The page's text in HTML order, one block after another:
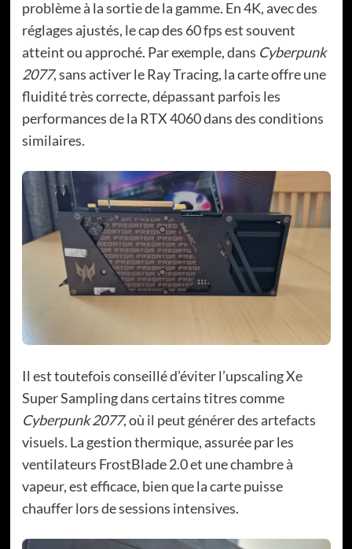
problème à la sortie de la gamme. En 4K, avec des
réglages ajustés, le cap des 60 fps est souvent
atteint ou approché. Par exemple, dans Cyberpunk
2077, sans activer le Ray Tracing, la carte offre une
fluidité très correcte, dépassant parfois les
performances de la RTX 4060 dans des conditions
similaires.
Il est toutefois conseillé d’éviter l’upscaling Xe
Super Sampling dans certains titres comme
Cyberpunk 2077, où il peut générer des artefacts
visuels. La gestion thermique, assurée par les
ventilateurs FrostBlade 2.0 et une chambre à
vapeur, est efficace, bien que la carte puisse
chauffer lors de sessions intensives.